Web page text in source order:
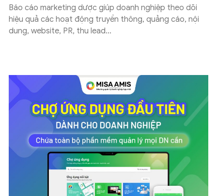
Báo cáo marketing dược giúp doanh nghiệp theo dõi
hiệu quả các hoạt động truyền thông, quảng cáo, nội
dung, website, PR, thu lead...